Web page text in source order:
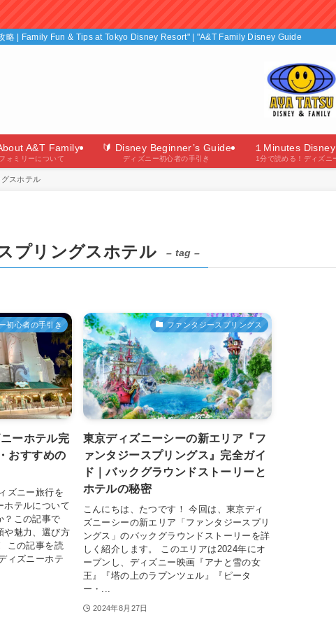
1分で読める！
略 | Family Fun & Tips at Tokyo Disney Resort" | "A&T Family Disney Guide"（あや
A&T Family
ォミリーについて
🔰 Disney Beginner’s Guide
ディズニー初心者の手引き
１Minutes
1分で読める！ディズニ
スホテル
プリングスホテル – tag –
初心者の手引き
ーホテル完
おすすめの
ズニー旅行を
ホテルについて
？この記事で
や魅力、選び方
この記事を読
ィズニーホテ
ファンタジースプリングス
東京ディズニーシーの新エリア『フ
ァンタジースプリングス』完全ガイ
ド｜バックグラウンドストーリーと
ホテルの秘密
こんにちは、たつです！ 今回は、東京ディ
ズニーシーの新エリア「ファンタジースプリ
ングス」のバックグラウンドストーリーを詳
しく紹介します。 このエリアは2024年にオ
ープンし、ディズニー映画『アナと雪の女
王』『塔の上のラプンツェル』『ピータ
ー・...
2024年8月27日